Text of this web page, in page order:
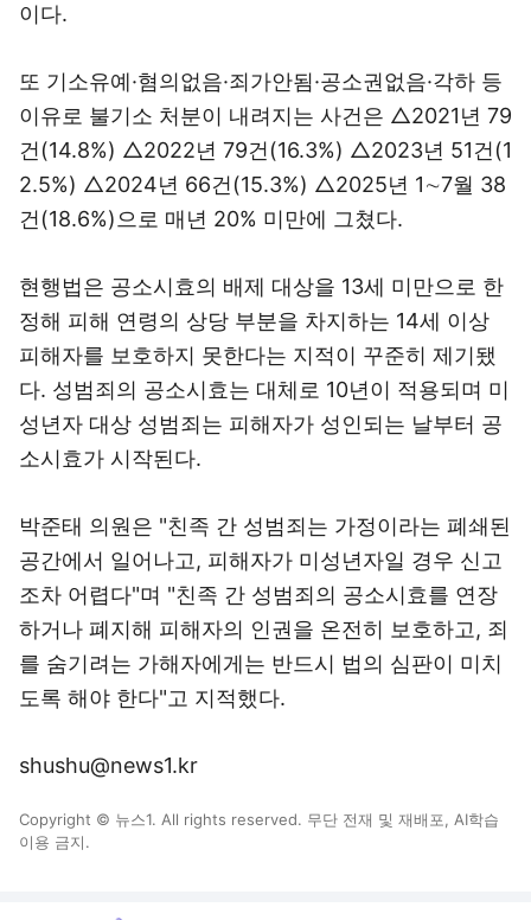
이다.
또 기소유예·혐의없음·죄가안됨·공소권없음·각하 등
이유로 불기소 처분이 내려지는 사건은 △2021년 79
건(14.8%) △2022년 79건(16.3%) △2023년 51건(1
2.5%) △2024년 66건(15.3%) △2025년 1∼7월 38
건(18.6%)으로 매년 20% 미만에 그쳤다.
현행법은 공소시효의 배제 대상을 13세 미만으로 한
정해 피해 연령의 상당 부분을 차지하는 14세 이상
피해자를 보호하지 못한다는 지적이 꾸준히 제기됐
다. 성범죄의 공소시효는 대체로 10년이 적용되며 미
성년자 대상 성범죄는 피해자가 성인되는 날부터 공
소시효가 시작된다.
박준태 의원은 "친족 간 성범죄는 가정이라는 폐쇄된
공간에서 일어나고, 피해자가 미성년자일 경우 신고
조차 어렵다"며 "친족 간 성범죄의 공소시효를 연장
하거나 폐지해 피해자의 인권을 온전히 보호하고, 죄
를 숨기려는 가해자에게는 반드시 법의 심판이 미치
도록 해야 한다"고 지적했다.
shushu@news1.kr
Copyright © 뉴스1. All rights reserved. 무단 전재 및 재배포, AI학습
이용 금지.